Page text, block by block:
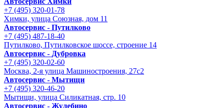
+7 (495) 320-01-78
Химки, улица Союзная, дом 11
Автосервис - Путилково
+7 (495) 487-18-40
Путилково, Путилковское шоссе, строение 14
Автосервис - Дубровка
+7 (495) 320-02-60
Москва, 2-я улица Машиностроения, 27с2
Автосервис - Мытищи
+7 (495) 320-46-20
Мытищи, улица Силикатная, стр. 10
Автосервис - Жулебино